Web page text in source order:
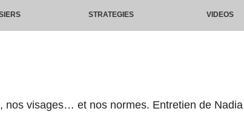
STRATEGIES VIDEOS
nos visages… et nos normes. Entretien de Nadia